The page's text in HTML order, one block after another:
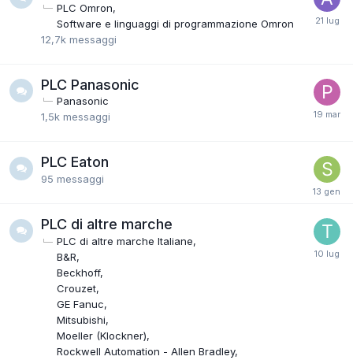
PLC Omron
Software e linguaggi di programmazione Omron
12,7k messaggi
PLC Panasonic
Panasonic
1,5k messaggi
PLC Eaton
95 messaggi
PLC di altre marche
PLC di altre marche Italiane
B&R
Beckhoff
Crouzet
GE Fanuc
Mitsubishi
Moeller (Klockner)
Rockwell Automation - Allen Bradley